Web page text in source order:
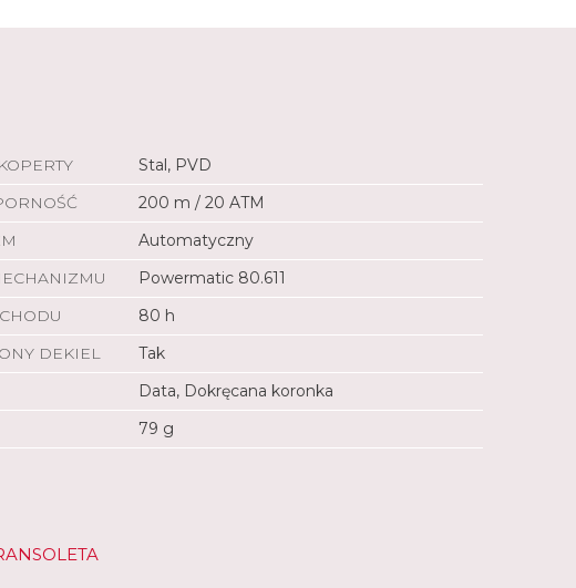
Stal, PVD
200 m / 20 ATM
Automatyczny
Powermatic 80.611
80 h
DEKIEL
Tak
Data, Dokręcana koronka
79 g